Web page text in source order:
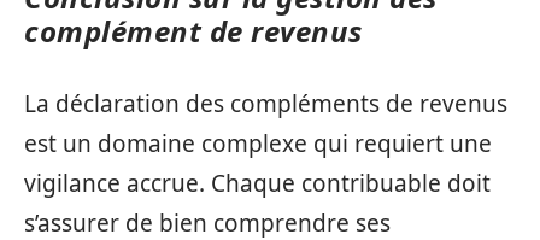
complément de revenus
La déclaration des compléments de revenus
est un domaine complexe qui requiert une
vigilance accrue. Chaque contribuable doit
s’assurer de bien comprendre ses